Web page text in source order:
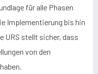
für alle Phasen
Implementierung bis hin
URS stellt sicher, dass
von den